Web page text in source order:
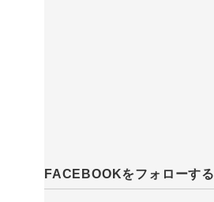
FACEBOOKをフォローする